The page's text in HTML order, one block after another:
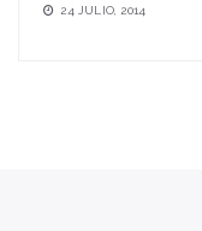
24 JULIO, 2014